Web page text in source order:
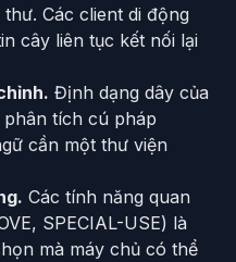
Các client di động
cây liên tục kết nối lại
Định dạng dây của
tích cú pháp
cần một thư viện
Các tính năng quan
SPECIAL-USE) là
mà máy chủ có thể